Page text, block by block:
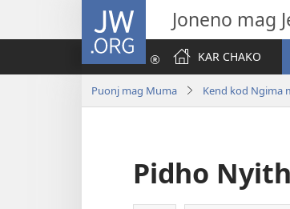
JW.ORG Joneno mag
KAR CHAKO
Puonj mag Muma Kend kod Ngima
Pidho